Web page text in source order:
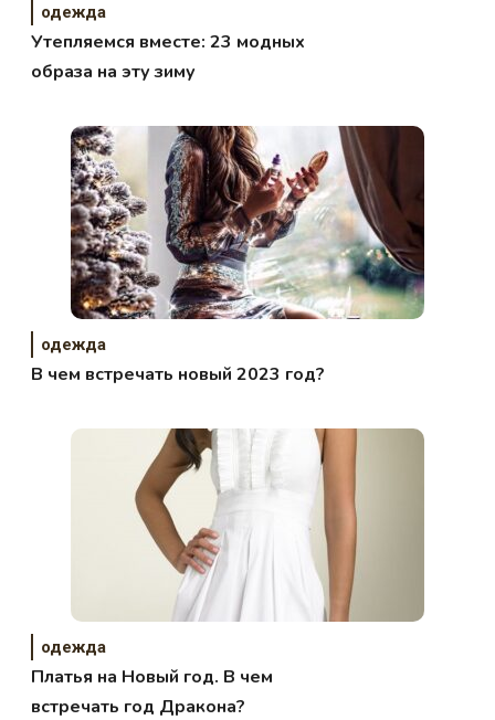
одежда
Утепляемся вместе: 23 модных
образа на эту зиму
одежда
В чем встречать новый 2023 год?
одежда
Платья на Новый год. В чем
встречать год Дракона?